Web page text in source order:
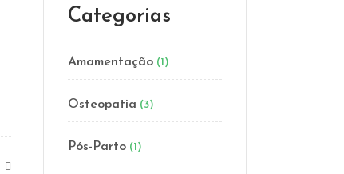
Categorias
Amamentação (1)
Osteopatia (3)
Pós-Parto (1)